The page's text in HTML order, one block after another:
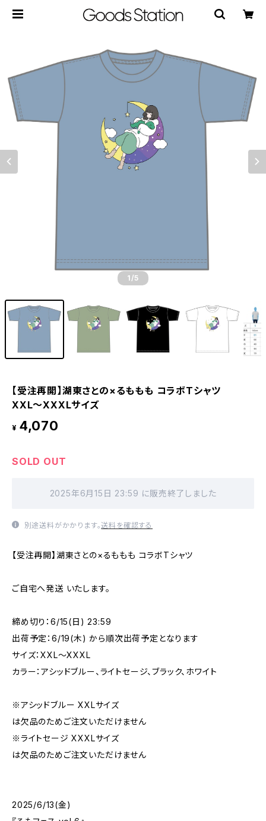
1 /5
【受注再開】湖東さとの×るももも コラボTシャツ
XXL〜XXXLサイズ
¥ 4,070
SOLD OUT
2025年6月15日 23:59 に販売終了しました
別途送料がかかります。送料を確認する
【受注再開】湖東さとの×るももも コラボTシャツ
ご自宅へ発送 いたします。
締め切り：6/15(日) 23:59
出荷予定：6/19(木) から順次出荷予定となります
サイズ：XXL〜XXXL
カラー：アシッドブルー、ライトセージ、ブラック、ホワイト
※アシッドブルー XXLサイズ
は欠品のためご注文いただけません
※ライトセージ XXXLサイズ
は欠品のためご注文いただけません
2025/6/13(金)